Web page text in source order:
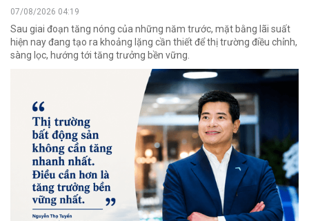
07/08/2026 04:19
Sau giai đoạn tăng nóng của những năm trước, mặt bằng lãi suất
hiện nay đang tạo ra khoảng lặng cần thiết để thị trường điều chỉnh,
sàng lọc, hướng tới tăng trưởng bền vững.